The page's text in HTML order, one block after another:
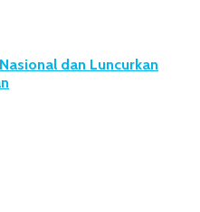
dan Luncurkan